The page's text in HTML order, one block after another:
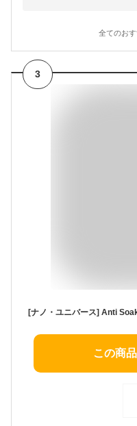
全てのおす
3
この商